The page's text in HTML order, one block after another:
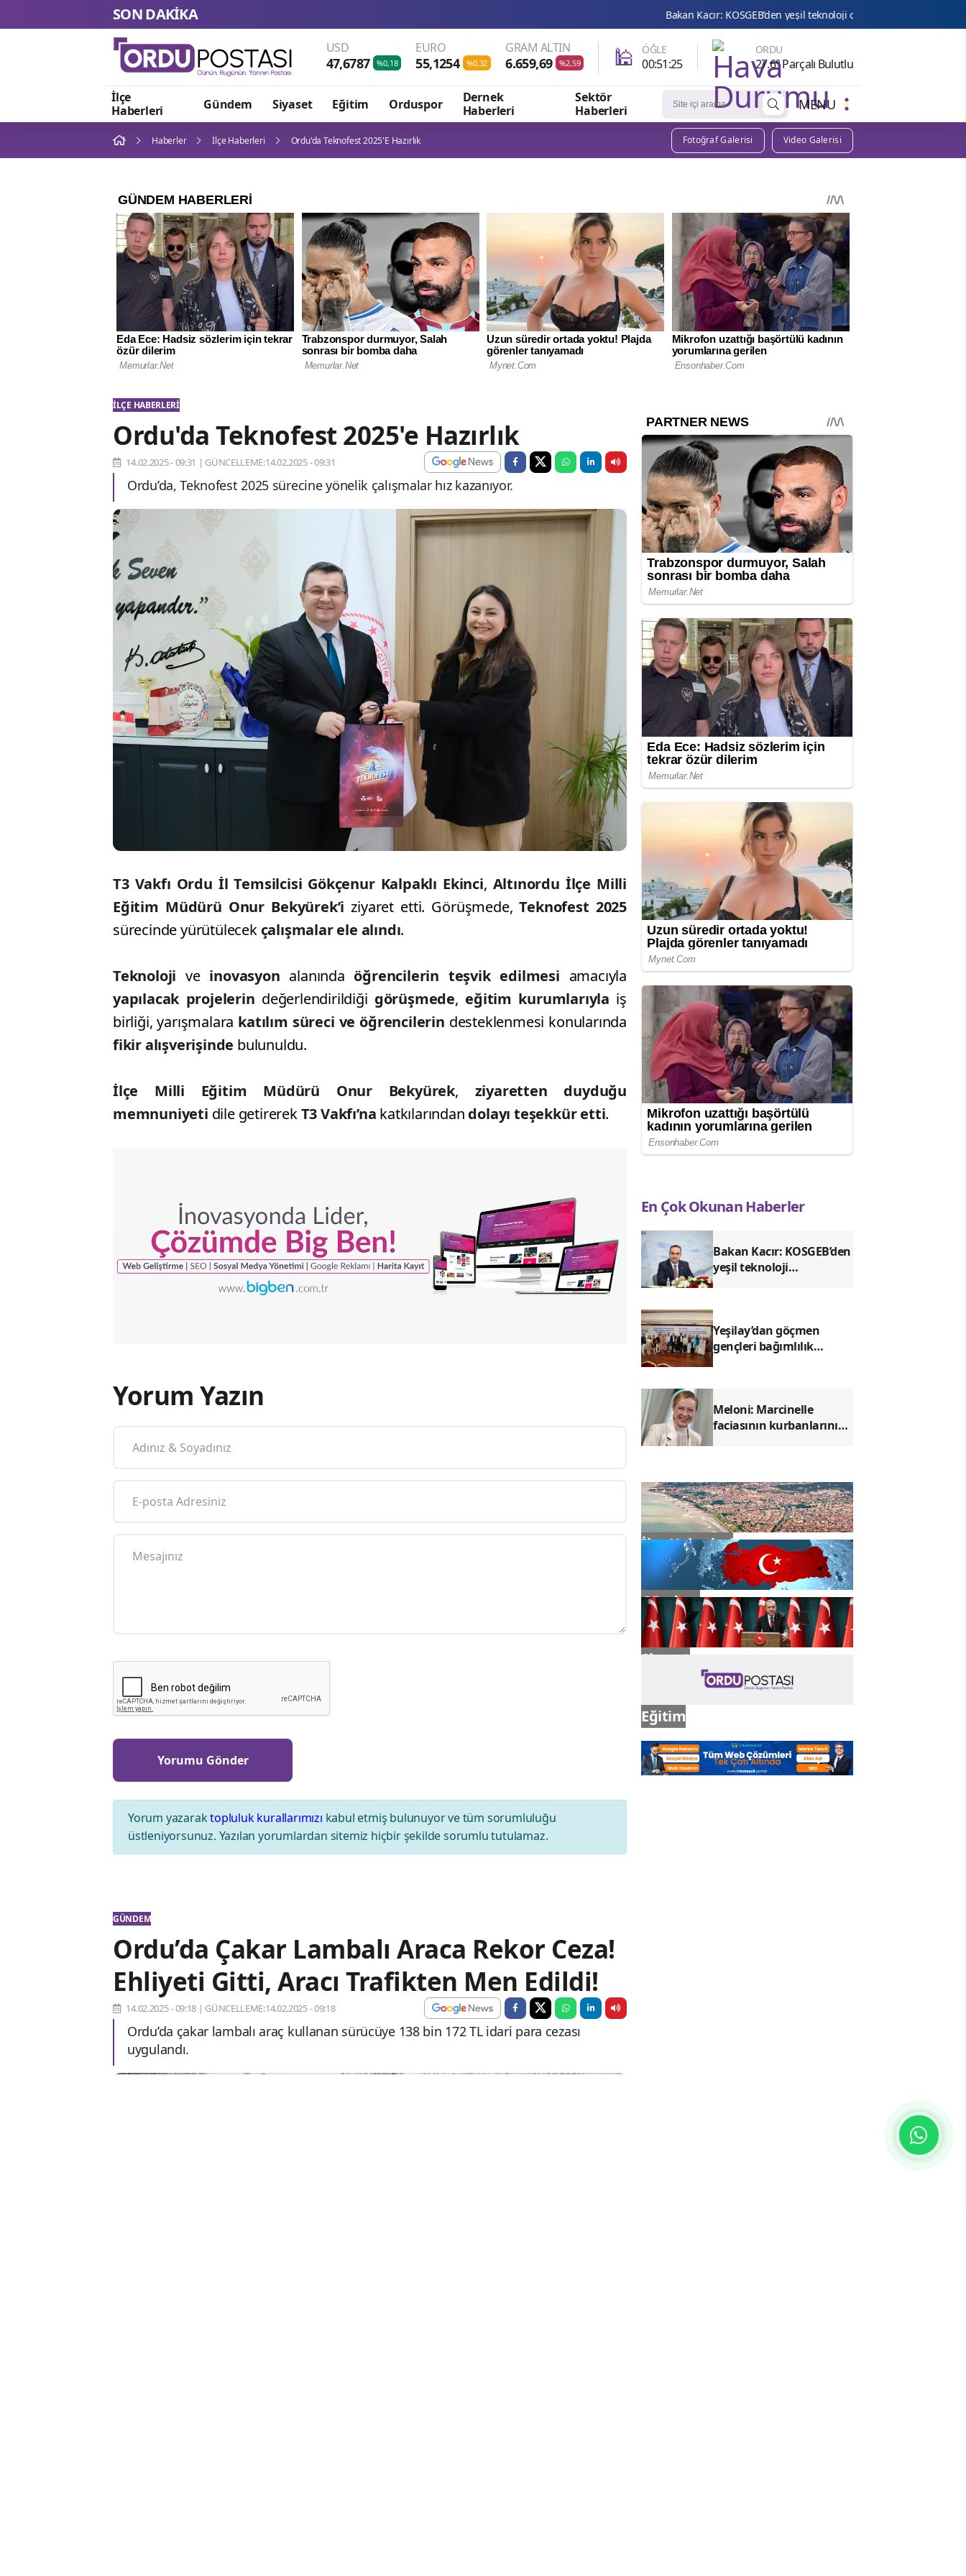
SON DAKİKA Bakan Kacır: KOSGEB’den yeşil teknoloji girişimlerine 6,5 milyon TL’ye kadar
USD
47,6787 %0,18
EURO
55,1254 %0,32
GRAM ALTIN
6.659,69 %2,59 🕌 ÖĞLE
00:51:24
ORDU
27.6° Parçalı Bulutlu
İlçe
Haberleri
Gündem Siyaset Eğitim Orduspor
Dernek
Haberleri
Sektör
Haberleri
MENU
Haberler İlçe Haberleri Ordu'da Teknofest 2025'e Hazırlık Fotoğraf Galerisi Video Galerisi
İLÇE HABERLERI
Ordu'da Teknofest 2025'e Hazırlık
14.02.2025 - 09:31 | GÜNCELLEME:14.02.2025 - 09:31
Ordu’da, Teknofest 2025 sürecine yönelik çalışmalar hız kazanıyor.
T3 Vakfı Ordu İl Temsilcisi Gökçenur Kalpaklı Ekinci, Altınordu İlçe Milli
Eğitim Müdürü Onur Bekyürek’iziyaret etti. Görüşmede,Teknofest 2025
sürecinde yürütülecek çalışmalar ele alındı.
Teknoloji ve inovasyon alanında öğrencilerin teşvik edilmesi amacıyla
yapılacak projelerin değerlendirildiği görüşmede, eğitim kurumlarıyla iş
birliği, yarışmalara katılım süreci ve öğrencilerin desteklenmesi konularında
fikir alışverişinde bulunuldu.
İlçe Milli Eğitim Müdürü Onur Bekyürek, ziyaretten duyduğu
memnuniyeti dile getirerekT3 Vakfı’na katkılarından dolayı teşekkür etti.
Yorum Yazın
Yorum yazaraktopluluk kurallarımızı kabul etmiş bulunuyor ve tüm sorumluluğu
üstleniyorsunuz. Yazılan yorumlardan sitemiz hiçbir şekilde sorumlu tutulamaz.
GÜNDEM
Ordu’da Çakar Lambalı Araca Rekor Ceza!
Ehliyeti Gitti, Aracı Trafikten Men Edildi!
14.02.2025 - 09:18 | GÜNCELLEME:14.02.2025 - 09:18
Ordu’da çakar lambalı araç kullanan sürücüye 138 bin 172 TL idari para cezası
uygulandı.
En Çok Okunan Haberler
Bakan Kacır: KOSGEB’den
yeşil teknoloji
Yeşilay’dan göçmen
gençleri bağımlılık
Meloni: Marcinelle
faciasının kurbanlarını
İlçe Haberleri
Gündem
Siyaset
Eğitim